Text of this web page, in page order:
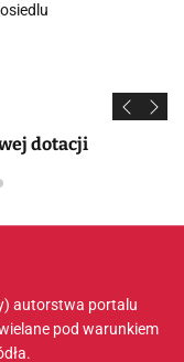
dotacji
autorstwa portalu
pod warunkiem